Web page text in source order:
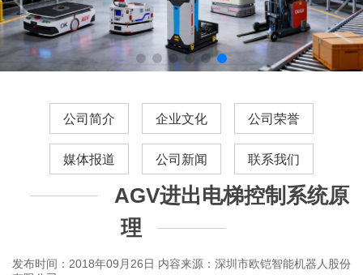
公司简介 企业文化 公司荣誉
媒体报道 公司新闻 联系我们
AGV进出电梯控制系统原
理
发布时间：2018年09月26日 内容来源：深圳市欧铠智能机器人股份